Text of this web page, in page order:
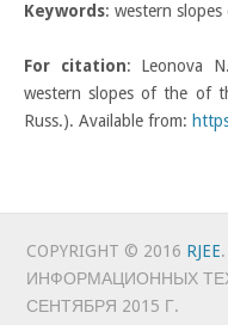
Keywords: western
For citation: Leonova
western slopes of the of
Russ.). Available from:
COPYRIGHT © 2016 RJEE
ИНФОРМАЦИОННЫХ
СЕНТЯБРЯ 2015 Г.